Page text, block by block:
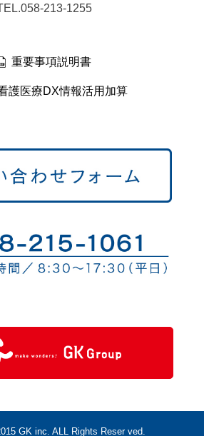
213-1255
重要事項説明書
護医療DX情報活用加算
GK inc. ALL Rights Reser ved.